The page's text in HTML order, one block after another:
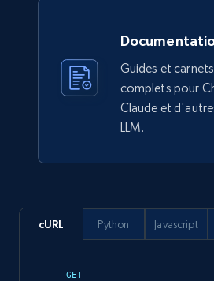
Guides et
complets pour
Claude et
LLM.
cURL
GET
Python Javascript